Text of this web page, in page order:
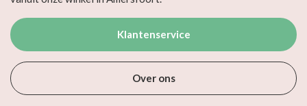
Klantenservice
Over ons